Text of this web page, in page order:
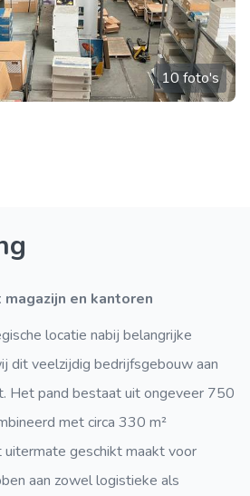
10 foto's
magazijn en kantoren
locatie nabij belangrijke
dit veelzijdig bedrijfsgebouw aan
Het pand bestaat uit ongeveer 750
met circa 330 m²
geschikt maakt voor
aan zowel logistieke als